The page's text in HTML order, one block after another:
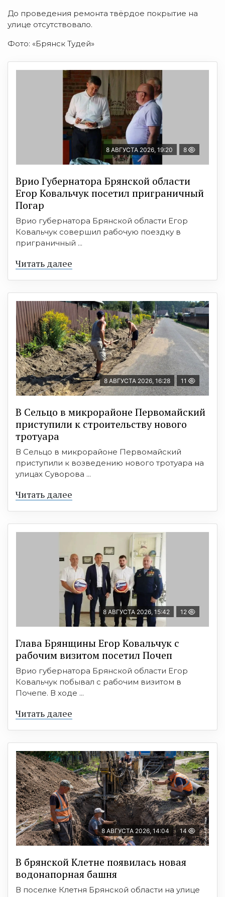
До проведения ремонта твёрдое покрытие на
улице отсутствовало.
Фото: «Брянск Тудей»
8 АВГУСТА 2026, 19:20 8
Врио Губернатора Брянской области
Егор Ковальчук посетил приграничный
Погар
Врио губернатора Брянской области Егор
Ковальчук совершил рабочую поездку в
приграничный ...
Читать далее
8 АВГУСТА 2026, 16:28 11
В Сельцо в микрорайоне Первомайский
приступили к строительству нового
тротуара
В Сельцо в микрорайоне Первомайский
приступили к возведению нового тротуара на
улицах Суворова ...
Читать далее
8 АВГУСТА 2026, 15:42 12
Глава Брянщины Егор Ковальчук с
рабочим визитом посетил Почеп
Врио губернатора Брянской области Егор
Ковальчук побывал с рабочим визитом в
Почепе. В ходе ...
Читать далее
8 АВГУСТА 2026, 14:04 14
В брянской Клетне появилась новая
водонапорная башня
В поселке Клетня Брянской области на улице